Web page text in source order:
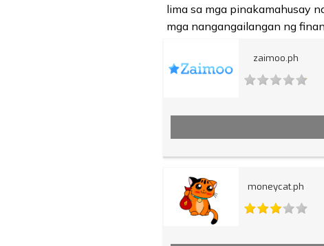
lima sa mga pinakamahusay
mga nangangailangan ng
zaimoo.ph
moneycat.ph